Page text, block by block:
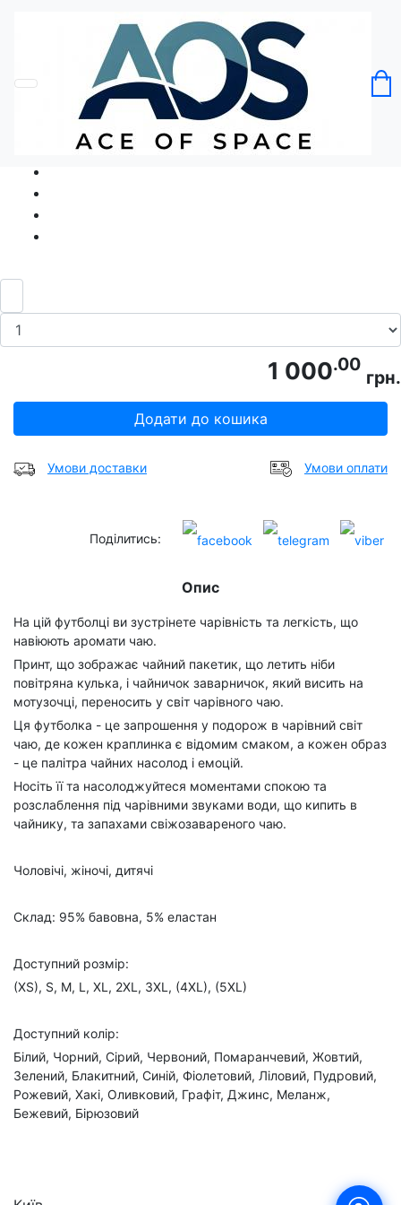
Без категорії
Футболка Чайний пакетик і чайник
Код товару: Ace5113
1 000.00
грн.
Додати до кошика
Умови доставки Умови оплати
Поділитись:
Опис
На цій футболці ви зустрінете чарівність та легкість, що
навіюють аромати чаю.
Принт, що зображає чайний пакетик, що летить ніби
повітряна кулька, і чайничок заварничок, який висить на
мотузочці, переносить у світ чарівного чаю.
Ця футболка - це запрошення у подорож в чарівний світ
чаю, де кожен краплинка є відомим смаком, а кожен образ
- це палітра чайних насолод і емоцій.
Носіть її та насолоджуйтеся моментами спокою та
розслаблення під чарівними звуками води, що кипить в
чайнику, та запахами свіжозавареного чаю.
Чоловічі, жіночі, дитячі
Склад: 95% бавовна, 5% еластан
Доступний розмір:
(XS), S, M, L, XL, 2XL, 3XL, (4XL), (5XL)
Доступний колір:
Білий, Чорний, Сірий, Червоний, Помаранчевий, Жовтий,
Зелений, Блакитний, Синій, Фіолетовий, Ліловий, Пудровий,
Рожевий, Хакі, Оливковий, Графіт, Джинс, Меланж,
Бежевий, Бірюзовий